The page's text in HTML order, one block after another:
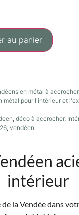
au panier
en métal à accrocher,
métal pour l'intérieur et
, déco à accrocher,
, vendéen
intérieur
la Vendée dans